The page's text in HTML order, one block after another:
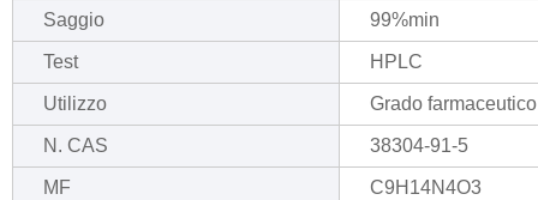
Saggio 99%min
Test HPLC
Utilizzo Grado farmaceutico
N. CAS 38304-91-5
MF C9H14N4O3